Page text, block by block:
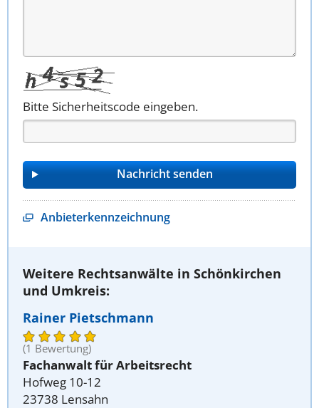
Bitte Sicherheitscode eingeben.
Anbieterkennzeichnung
Weitere Rechtsanwälte in Schönkirchen
und Umkreis:
Rainer Pietschmann
(1 Bewertung)
Fachanwalt für Arbeitsrecht
Hofweg 10-12
23738 Lensahn